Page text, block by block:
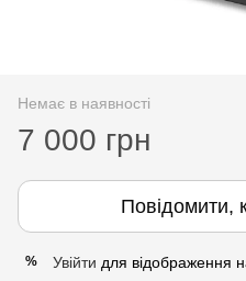
Немає в наявності
7 000 грн
Повідомити,
% Увійти для відображення